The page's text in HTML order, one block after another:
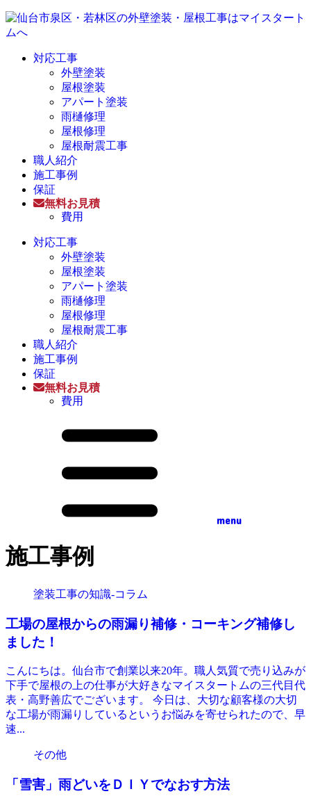
対応工事
外壁塗装
屋根塗装
アパート塗装
雨樋修理
屋根修理
屋根耐震工事
職人紹介
施工事例
保証
無料お見積
費用
対応工事
外壁塗装
屋根塗装
アパート塗装
雨樋修理
屋根修理
屋根耐震工事
職人紹介
施工事例
保証
無料お見積
費用
menu
施工事例
塗装工事の知識‐コラム
工場の屋根からの雨漏り補修・コーキング補修し
ました！
こんにちは。仙台市で創業以来20年。職人気質で売り込みが
下手で屋根の上の仕事が大好きなマイスタートムの三代目代
表・高野善広でございます。 今日は、大切な顧客様の大切
な工場が雨漏りしているというお悩みを寄せられたので、早
速...
その他
「雪害」雨どいをＤＩＹでなおす方法